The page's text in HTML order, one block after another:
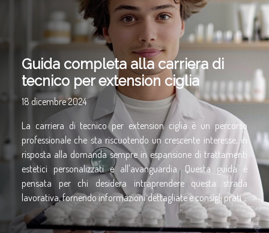
Guida completa alla carriera di
tecnico per extension ciglia
18 dicembre 2024
La carriera di tecnico per extension ciglia è un percorso
professionale che sta riscuotendo un crescente interesse, in
risposta alla domanda sempre in espansione di trattamenti
estetici personalizzati e all'avanguardia. Questa guida è
pensata per chi desidera intraprendere questa strada
lavorativa, fornendo informazioni dettagliate e consigli pratici
per emergere in un settore competitivo. Scoprite i passi
fondamentali per avviare una carriera di successo come